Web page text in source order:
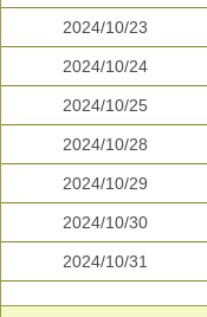
2024/10/23
2024/10/24
2024/10/25
2024/10/28
2024/10/29
2024/10/30
2024/10/31